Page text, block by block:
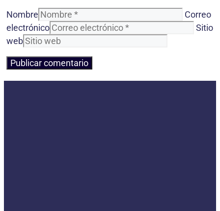
Nombre
Correo
electrónico
Sitio
web